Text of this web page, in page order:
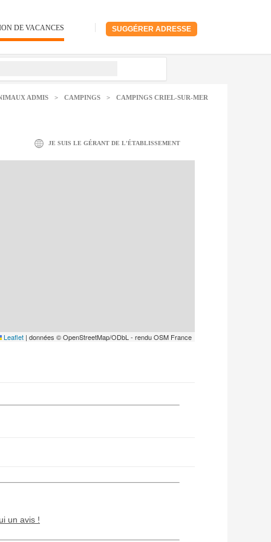
SUGGÉRER ADRESSE
DE VACANCES
ADMIS > CAMPINGS > CAMPINGS CRIEL-SUR-MER
JE SUIS LE GÉRANT DE L'ÉTABLISSEMENT
Leaflet | données © OpenStreetMap/ODbL - rendu OSM France
un avis !